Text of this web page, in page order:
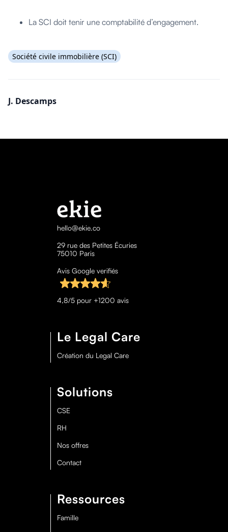
La SCI doit tenir une comptabilité d’engagement.
Société civile immobilière (SCI)
J. Descamps
hello@ekie.co
29 rue des Petites Écuries
75010 Paris
Avis Google verifiés
4,8/5 pour +1200 avis
Le Legal Care
Création du Legal Care
Solutions
CSE
RH
Nos offres
Contact
Ressources
Famille